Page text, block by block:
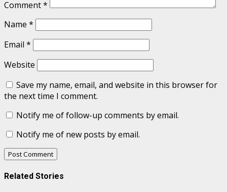
Comment*
Name *
Email *
Website
Save my name, email, and website in this browser for
the next time I comment.
Notify me of follow-up comments by email.
Notify me of new posts by email.
Related Stories